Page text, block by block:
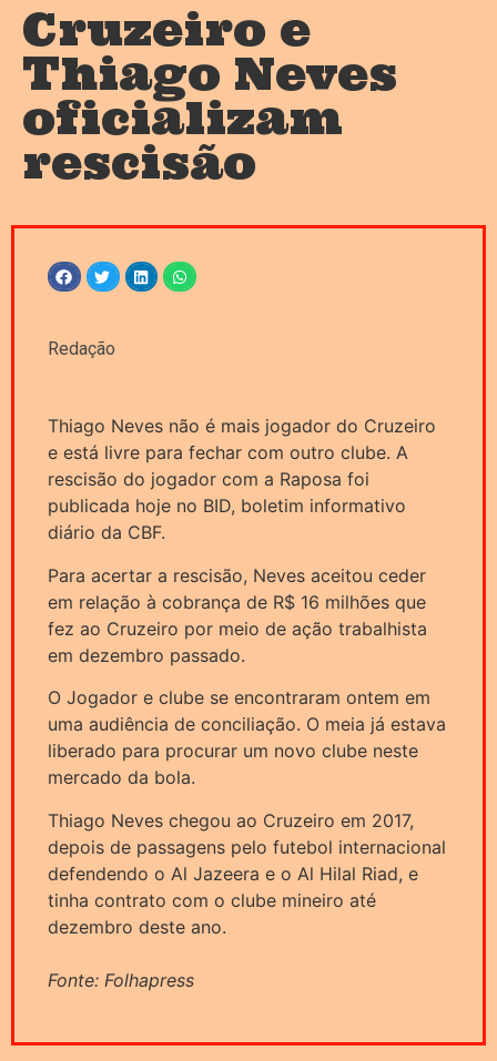
Cruzeiro e
Thiago Neves
oficializam
rescisão
Redação
Thiago Neves não é mais jogador do Cruzeiro
e está livre para fechar com outro clube. A
rescisão do jogador com a Raposa foi
publicada hoje no BID, boletim informativo
diário da CBF.
Para acertar a rescisão, Neves aceitou ceder
em relação à cobrança de R$ 16 milhões que
fez ao Cruzeiro por meio de ação trabalhista
em dezembro passado.
O Jogador e clube se encontraram ontem em
uma audiência de conciliação. O meia já estava
liberado para procurar um novo clube neste
mercado da bola.
Thiago Neves chegou ao Cruzeiro em 2017,
depois de passagens pelo futebol internacional
defendendo o Al Jazeera e o Al Hilal Riad, e
tinha contrato com o clube mineiro até
dezembro deste ano.
Fonte: Folhapress